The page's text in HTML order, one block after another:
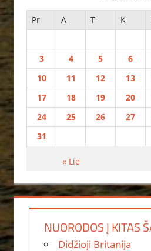
Pr A T K
3
4 5 6
10
11 12 13
17
18 19 20
24
25 26 27
31
« Lie
NUORODOS Į KITAS
Didžioji Britanija